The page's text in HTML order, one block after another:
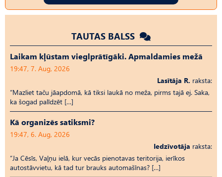
TAUTAS BALSS
Laikam kļūstam vieglprātīgāki. Apmaldamies mežā
19:47, 7. Aug, 2026
Lasītāja R. raksta:
“Mazliet taču jāapdomā, kā tiksi laukā no meža, pirms tajā ej. Saka,
ka šogad palīdzēt […]
Kā organizēs satiksmi?
19:47, 6. Aug, 2026
Iedzīvotāja raksta:
“Ja Cēsīs, Vaļņu ielā, kur vecās pienotavas teritorija, ierīkos
autostāvvietu, kā tad tur brauks automašīnas? […]